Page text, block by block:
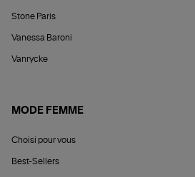
Stone Paris
Vanessa Baroni
Vanrycke
MODE FEMME
Choisi pour vous
Best-Sellers